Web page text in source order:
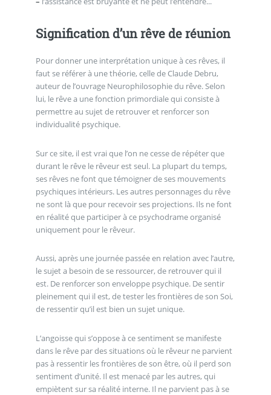
Signification d’un rêve de réunion
Pour donner une interprétation unique à ces rêves, il
faut se référer à une théorie, celle de Claude Debru,
auteur de l’ouvrage Neurophilosophie du rêve. Selon
lui, le rêve a une fonction primordiale qui consiste à
permettre au sujet de retrouver et renforcer son
individualité psychique.
Sur ce site, il est vrai que l’on ne cesse de répéter que
durant le rêve le rêveur est seul. La plupart du temps,
ses rêves ne font que témoigner de ses mouvements
psychiques intérieurs. Les autres personnages du rêve
ne sont là que pour recevoir ses projections. Ils ne font
en réalité que participer à ce psychodrame organisé
uniquement pour le rêveur.
Aussi, après une journée passée en relation avec l’autre,
le sujet a besoin de se ressourcer, de retrouver qui il
est. De renforcer son enveloppe psychique. De sentir
pleinement qui il est, de tester les frontières de son Soi,
de ressentir qu’il est bien un sujet unique.
L’angoisse qui s’oppose à ce sentiment se manifeste
dans le rêve par des situations où le rêveur ne parvient
pas à ressentir les frontières de son être, où il perd son
sentiment d’unité. Il est menacé par les autres, qui
empiètent sur sa réalité interne. Il ne parvient pas à se